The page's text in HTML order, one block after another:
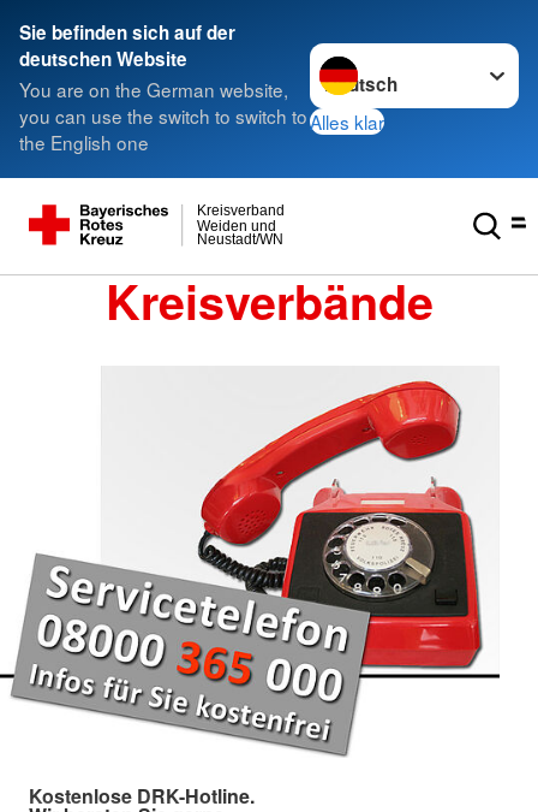
Sie befinden sich auf der
deutschen Website
You are on the German website,
you can use the switch to switch to
the English one
Sprache wechseln zu
Alles klar
Neustadt/WN
Weiden und
Kreisverband
Kreisverbände
Kostenlose DRK-Hotline.